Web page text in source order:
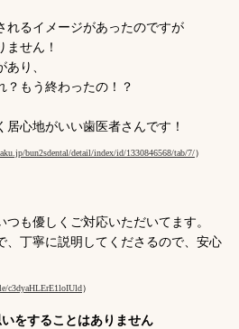
れるイメージがあったのですが
ません！
り、
？もう終わったの！？
心地がいい歯医者さんです！
bun2sdental/detail/index/id/1330846568/tab/7/）
も優しくご対応いただいてます。
、丁寧に説明してくださるので、安心
c3dyaHLErE1loIUld）
をすることはありません